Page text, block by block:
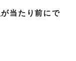
当たり前にで